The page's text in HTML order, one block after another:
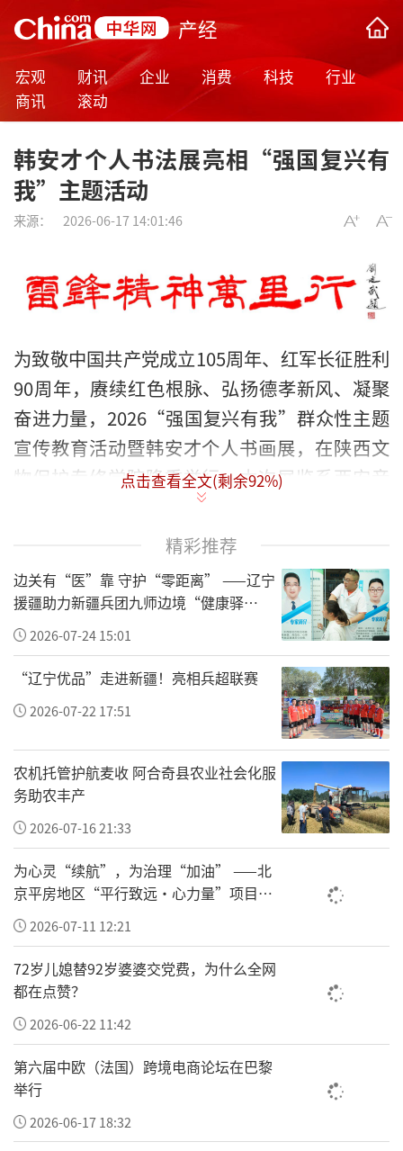
产经
宏观 财讯 企业 消费 科技
行业
商讯
滚动
韩安才个人书法展亮相“强国复兴有
我”主题活动
来源： 2026-06-17 14:01:46
为致敬中国共产党成立105周年、红军长征胜利
90周年，赓续红色根脉、弘扬德孝新风、凝聚
奋进力量，2026“强国复兴有我”群众性主题
宣传教育活动暨韩安才个人书画展，在陕西文
物保护专修学院隆重举行。本次展览系西安音
乐书画非遗美食文化节重点示范活动，以丹青
载初心、以文艺弘正气，生动践行新时代文化
本次活动由杨海琴主持。在陕西省国际文化交
流基金会、陕西文物保护专修学院、陕西省三
秦养老服务协会支部委员会的悉心指导下，由
多家文化机构、爱心企业联合承办，陕西广播
电视台《场景新消费》栏目全程跟踪报道，多
方协同聚力，打造了一场高标准、高品质、高
格局的群众性文化盛会。
本次盛会群英荟萃、贤达云集。军休老干部、
参战英模、文博专家、书画名家及优秀企业家
代表齐聚一堂，共赏翰墨风华、共叙家国情
怀。出席活动的嘉宾有：原渭南市分区司令员
点击查看全文(剩余92%)
精彩推荐
边关有“医”靠 守护“零距离” ——辽宁
援疆助力新疆兵团九师边境“健康驿
站”建设纪实
2026-07-24 15:01
“辽宁优品”走进新疆！亮相兵超联赛
2026-07-22 17:51
农机托管护航麦收 阿合奇县农业社会化服
务助农丰产
2026-07-16 21:33
为心灵“续航”，为治理“加油” ——北
京平房地区“平行致远·心力量”项目让
基层干部轻装上阵
2026-07-11 12:21
72岁儿媳替92岁婆婆交党费，为什么全网
都在点赞？
2026-06-22 11:42
第六届中欧（法国）跨境电商论坛在巴黎
举行
2026-06-17 18:32